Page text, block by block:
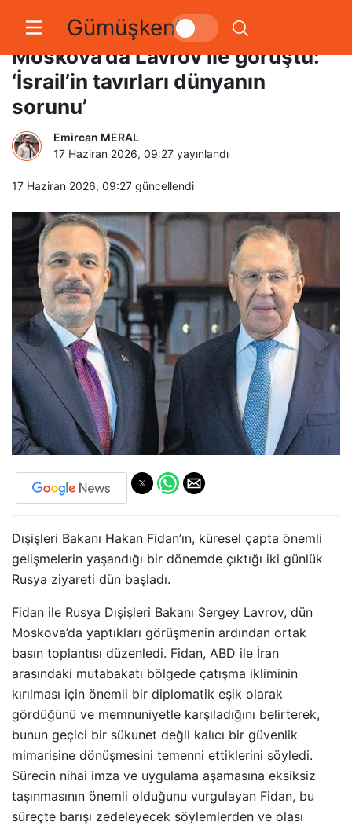
Gümüşkent
Dışişleri Bakanı Hakan Fidan,
Moskova’da Lavrov ile görüştü:
‘İsrail’in tavırları dünyanın
sorunu’
Emircan MERAL
17 Haziran 2026, 09:27 yayınlandı
17 Haziran 2026, 09:27 güncellendi
Dışişleri Bakanı Hakan Fidan’ın, küresel çapta önemli
gelişmelerin yaşandığı bir dönemde çıktığı iki günlük
Rusya ziyareti dün başladı.
Fidan ile Rusya Dışişleri Bakanı Sergey Lavrov, dün
Moskova’da yaptıkları görüşmenin ardından ortak
basın toplantısı düzenledi. Fidan, ABD ile İran
arasındaki mutabakatı bölgede çatışma ikliminin
kırılması için önemli bir diplomatik eşik olarak
gördüğünü ve memnuniyetle karşıladığını belirterek,
bunun geçici bir sükunet değil kalıcı bir güvenlik
mimarisine dönüşmesini temenni ettiklerini söyledi.
Sürecin nihai imza ve uygulama aşamasına eksiksiz
taşınmasının önemli olduğunu vurgulayan Fidan, bu
süreçte barışı zedeleyecek söylemlerden ve olası